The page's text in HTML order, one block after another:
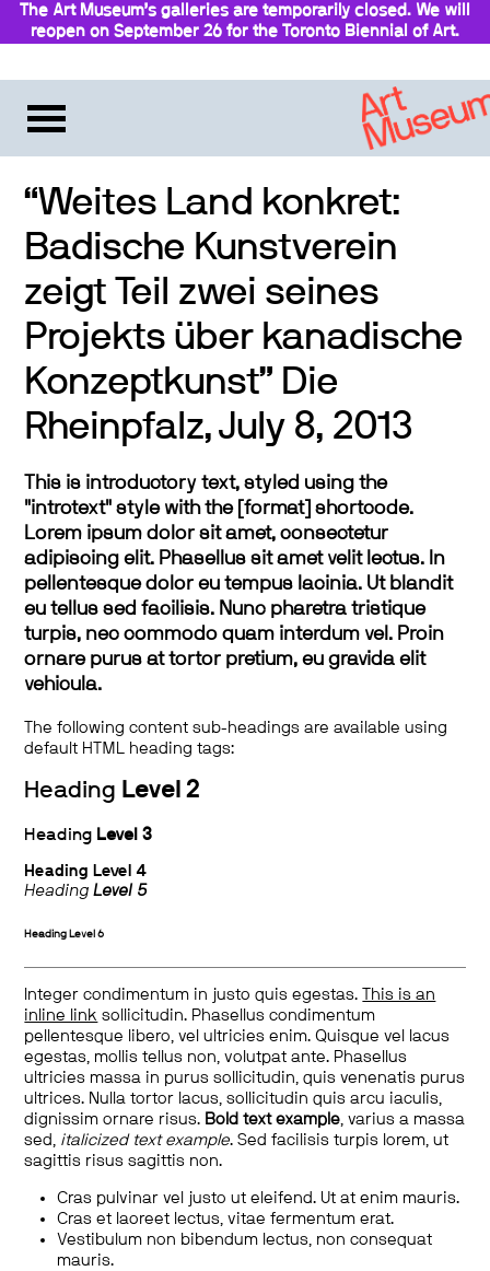
The Art Museum’s galleries are temporarily closed. We will
reopen on September 26 for the Toronto Biennial of Art.
“Weites Land konkret:
Badische Kunstverein
zeigt Teil zwei seines
Projekts über kanadische
Konzeptkunst” Die
Rheinpfalz, July 8, 2013
This is introductory text, styled using the
"introtext" style with the [format] shortcode.
Lorem ipsum dolor sit amet, consectetur
adipiscing elit. Phasellus sit amet velit lectus. In
pellentesque dolor eu tempus lacinia. Ut blandit
eu tellus sed facilisis. Nunc pharetra tristique
turpis, nec commodo quam interdum vel. Proin
ornare purus at tortor pretium, eu gravida elit
vehicula.
The following content sub-headings are available using
default HTML heading tags:
Heading Level 2
Heading Level 3
Heading Level 4
HeadingLevel 5
Heading Level 6
Integer condimentum in justo quis egestas.
This is an
inline link sollicitudin. Phasellus condimentum
pellentesque libero, vel ultricies enim. Quisque vel lacus
egestas, mollis tellus non, volutpat ante. Phasellus
ultricies massa in purus sollicitudin, quis venenatis purus
ultrices. Nulla tortor lacus, sollicitudin quis arcu iaculis,
dignissim ornare risus. Bold text example, varius a massa
sed, italicized text example. Sed facilisis turpis lorem, ut
sagittis risus sagittis non.
Cras pulvinar vel justo ut eleifend. Ut at enim mauris.
Cras et laoreet lectus, vitae fermentum erat.
Vestibulum non bibendum lectus, non consequat
mauris.